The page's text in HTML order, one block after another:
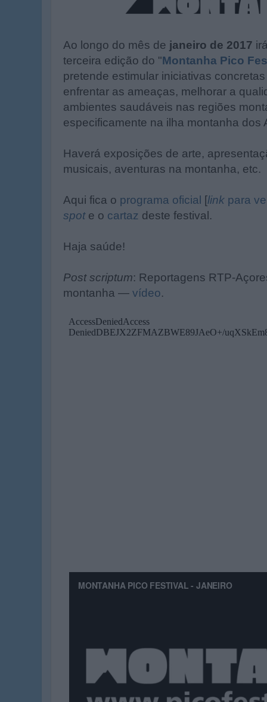
Ao longo do mês de janeiro de 2017
terceira edição do "Montanha Pico
pretende estimular iniciativas
enfrentar as ameaças, melhorar a
ambientes saudáveis nas regiões
especificamente na ilha montanha dos
Haverá exposições de arte,
musicais, aventuras na montanha, etc.
Aqui fica o programa oficial [link para
spote o cartaz deste festival.
Haja saúde!
Post scriptum: Reportagens RTP-
montanha — vídeo.